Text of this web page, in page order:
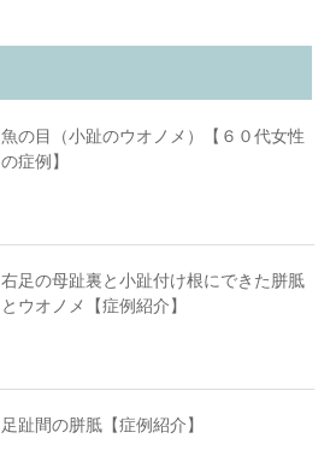
魚の目（小趾のウオノメ）【６０代女性
の症例】
右足の母趾裏と小趾付け根にできた胼胝
とウオノメ【症例紹介】
足趾間の胼胝【症例紹介】